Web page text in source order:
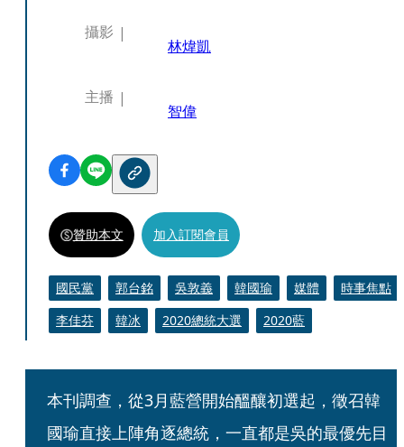
攝影
林煒凱
主播
智偉
贊助本文 加入訂閱會員
國民黨 郭台銘 吳敦義 韓國瑜 媒體
時事焦點
李佳芬
韓冰 2020總統大選 2020藍
本刊調查，從3月藍營開始醞釀初選起，徵召韓
國瑜直接上陣角逐總統，一直都是吳的最優先目